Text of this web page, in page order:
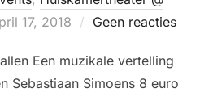
17, 2018 Geen reacties
Een muzikale vertelling
Sebastiaan Simoens 8 euro